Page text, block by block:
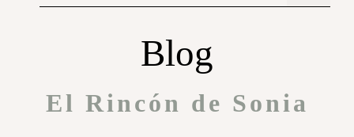
Blog
El Rincón de Sonia